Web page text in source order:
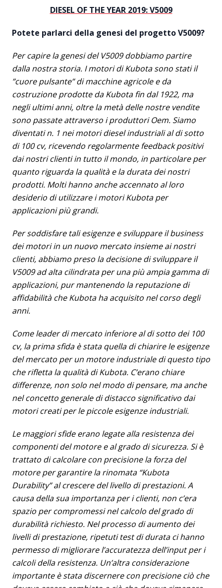
DIESEL OF THE YEAR 2019: V5009
Potete parlarci della genesi del progetto V5009?
Per capire la genesi del V5009 dobbiamo partire
dalla nostra storia. I motori di Kubota sono stati il ​​
”cuore pulsante” di macchine agricole e da
costruzione prodotte da Kubota fin dal 1922, ma
negli ultimi anni, oltre la metà delle nostre vendite
sono passate attraverso i produttori Oem. Siamo
diventati n. 1 nei motori diesel industriali al di sotto
di 100 cv, ricevendo regolarmente feedback positivi
dai nostri clienti in tutto il mondo, in particolare per
quanto riguarda la qualità e la durata dei nostri
prodotti. Molti hanno anche accennato al loro
desiderio di utilizzare i motori Kubota per
applicazioni più grandi.
Per soddisfare tali esigenze e sviluppare il business
dei motori in un nuovo mercato insieme ai nostri
clienti, abbiamo preso la decisione di sviluppare il
V5009 ad alta cilindrata per una più ampia gamma di
applicazioni, pur mantenendo la reputazione di
affidabilità che Kubota ha acquisito nel corso degli
anni.
Come leader di mercato inferiore al di sotto dei 100
cv, la prima sfida è stata quella di chiarire le esigenze
del mercato per un motore industriale di questo tipo
che rifletta la qualità di Kubota. C’erano chiare
differenze, non solo nel modo di pensare, ma anche
nel concetto generale di distacco significativo dai
motori creati per le piccole esigenze industriali.
Le maggiori sfide erano legate alla resistenza dei
componenti del motore e al grado di sicurezza. Si è
trattato di calcolare con precisione la forza del
motore per garantire la rinomata “Kubota
Durability” al crescere del livello di prestazioni. A
causa della sua importanza per i clienti, non c’era
spazio per compromessi nel calcolo del grado di
durabilità richiesto. Nel processo di aumento dei
livelli di prestazione, ripetuti test di durata ci hanno
permesso di migliorare l’accuratezza dell’input per i
calcoli della resistenza. Un’altra considerazione
importante è stata discernere con precisione ciò che